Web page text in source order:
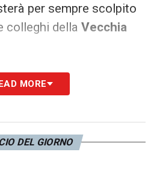
per sempre scolpito
colleghi della Vecchia
MORE
DEL GIORNO